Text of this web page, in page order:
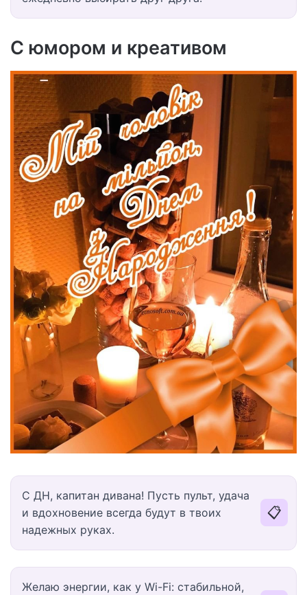
С юмором и креативом
С ДН, капитан дивана! Пусть пульт, удача
и вдохновение всегда будут в твоих
надежных руках.
📋
Желаю энергии, как у Wi-Fi: стабильной,